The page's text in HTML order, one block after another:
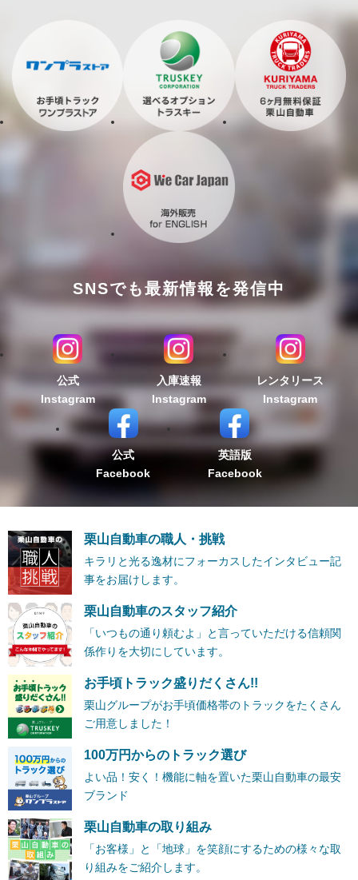
SNSでも最新情報を発信中
公式
Instagram
入庫速報
Instagram
レンタリース
Instagram
公式
Facebook
英語版
Facebook
栗山自動車の職人・挑戦
キラリと光る逸材にフォーカスしたインタビュー記
事をお届けします。
栗山自動車のスタッフ紹介
「いつもの通り頼むよ」と言っていただける信頼関
係作りを大切にしています。
お手頃トラック盛りだくさん!!
栗山グループがお手頃価格帯のトラックをたくさん
ご用意しました！
100万円からのトラック選び
よい品！安く！機能に軸を置いた栗山自動車の最安
ブランド
栗山自動車の取り組み
「お客様」と「地球」を笑顔にするための様々な取
り組みをご紹介します。